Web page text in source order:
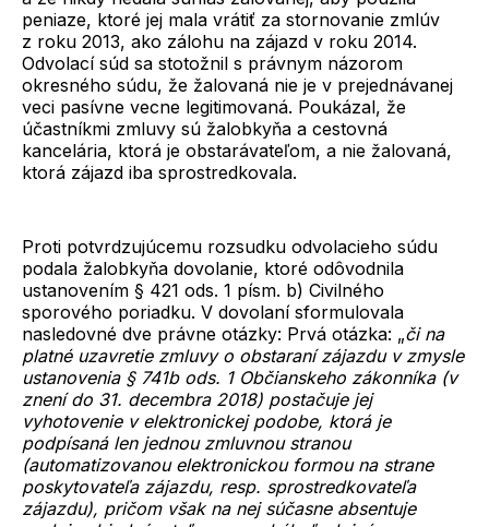
peniaze, ktoré jej mala vrátiť za stornovanie zmlúv
z roku 2013, ako zálohu na zájazd v roku 2014.
Odvolací súd sa stotožnil s právnym názorom
okresného súdu, že žalovaná nie je v prejednávanej
veci pasívne vecne legitimovaná. Poukázal, že
účastníkmi zmluvy sú žalobkyňa a cestovná
kancelária, ktorá je obstarávateľom, a nie žalovaná,
ktorá zájazd iba sprostredkovala.
Proti potvrdzujúcemu rozsudku odvolacieho súdu
podala žalobkyňa dovolanie, ktoré odôvodnila
ustanovením § 421 ods. 1 písm. b) Civilného
sporového poriadku. V dovolaní sformulovala
nasledovné dve právne otázky: Prvá otázka: „či na
platné uzavretie zmluvy o obstaraní zájazdu v zmysle
ustanovenia § 741b ods. 1 Občianskeho zákonníka (v
znení do 31. decembra 2018) postačuje jej
vyhotovenie v elektronickej podobe, ktorá je
podpísaná len jednou zmluvnou stranou
(automatizovanou elektronickou formou na strane
poskytovateľa zájazdu, resp. sprostredkovateľa
zájazdu), pričom však na nej súčasne absentuje